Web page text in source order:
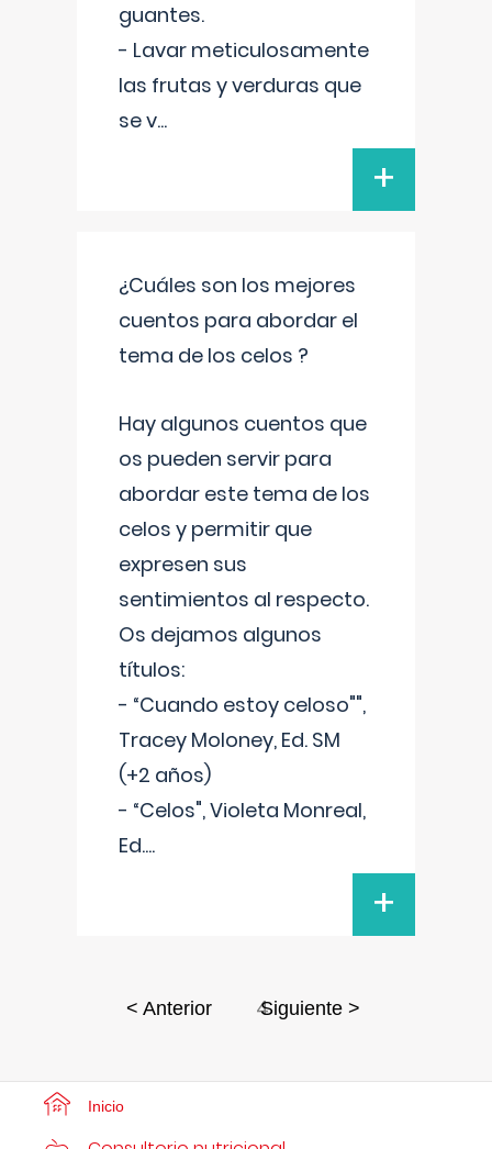
guantes.
- Lavar meticulosamente
las frutas y verduras que
se v...
+
¿Cuáles son los mejores
cuentos para abordar el
tema de los celos ?
Hay algunos cuentos que
os pueden servir para
abordar este tema de los
celos y permitir que
expresen sus
sentimientos al respecto.
Os dejamos algunos
títulos:
- “Cuando estoy celoso"",
Tracey Moloney, Ed. SM
(+2 años)
- “Celos", Violeta Monreal,
Ed....
+
< Anterior 4
Siguiente >
Inicio